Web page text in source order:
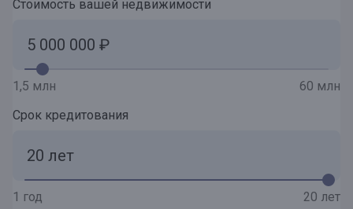
Стоимость вашей недвижимости
1,5 млн
60 млн
Срок кредитования
1 год
20 лет